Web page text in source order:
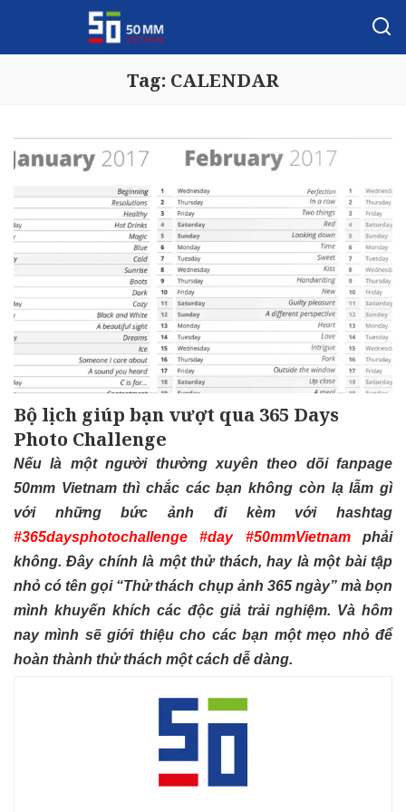
Tag: CALENDAR
Bộ lịch giúp bạn vượt qua 365 Days
Photo Challenge
Nếu là một người thường xuyên theo dõi fanpage
50mm Vietnam thì chắc các bạn không còn lạ lẫm gì
với những bức ảnh đi kèm với hashtag
#365daysphotochallenge #day #50mmVietnamphải
không. Đây chính là một thử thách, hay là một bài tập
nhỏ có tên gọi “Thử thách chụp ảnh 365 ngày” mà bọn
mình khuyến khích các độc giả trải nghiệm. Và hôm
nay mình sẽ giới thiệu cho các bạn một mẹo nhỏ để
hoàn thành thử thách một cách dễ dàng.